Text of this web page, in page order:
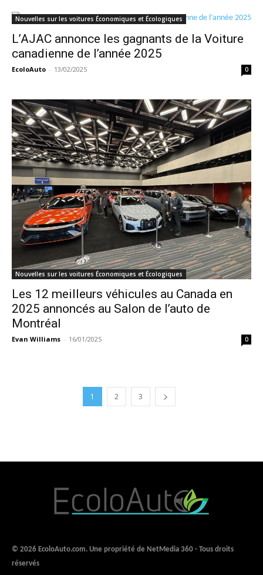
Nouvelles sur les voitures Économiques et Écologiques
L’AJAC annonce les gagnants de la Voiture
canadienne de l’année 2025
EcoloAuto - 13/02/2025 0
Nouvelles sur les voitures Économiques et Écologiques
Les 12 meilleurs véhicules au Canada en
2025 annoncés au Salon de l’auto de
Montréal
Evan Williams - 16/01/2025 0
1 2 3
© 2026 EcoloAuto.com. Une propriété de NetMedia 360 - Tous droits
réservés